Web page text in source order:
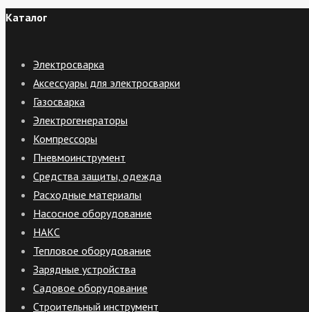
Каталог
Электросварка
Аксессуары для электросварки
Газосварка
Электрогенераторы
Компрессоры
Пневмоинструмент
Средства защиты, одежда
Расходные материалы
Насосное оборудование
НАКС
Тепловое оборудование
Зарядные устройства
Садовое оборудование
Строительный инструмент